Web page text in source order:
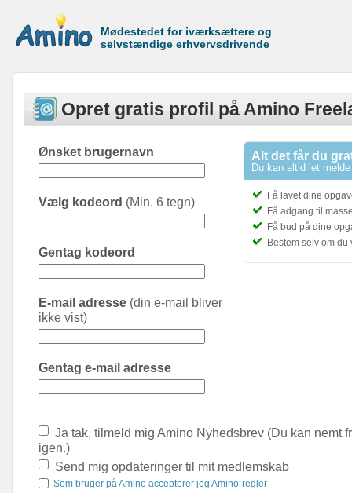
Mødestedet for iværksættere og
selvstændige erhvervsdrivende
Opret gratis profil på Amino
Alt det får du
Du kan altid let
Få lavet dine
Få adgang til
Få bud på dine
Bestem selv om
Ønsket brugernavn
Vælg kodeord (Min. 6 tegn)
Gentag kodeord
E-mail adresse (din e-mail bliver
ikke vist)
Gentag e-mail adresse
Ja tak, tilmeld mig Amino Nyhedsbrev (Du kan nemt
igen.)
Send mig opdateringer til mit medlemskab
Som bruger på Amino accepterer jeg Amino-regler